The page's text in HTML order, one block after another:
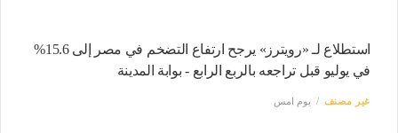
استطلاع لـ «رويترز» يرجح ارتفاع التضخم في مصر إلى 15.6%
في يوليو قبل تراجعه بالربع الرابع - بوابة المدينة
غير مصنف يوم امس